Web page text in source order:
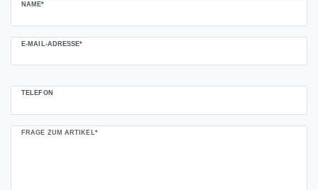
NAME*
E-MAIL-ADRESSE*
TELEFON
FRAGE ZUM ARTIKEL*